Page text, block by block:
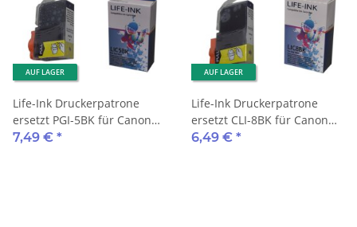
AUF LAGER
Life-Ink Druckerpatrone
ersetzt PGI-5BK für Canon
Drucker black
7,49 € *
AUF LAGER
Life-Ink Druckerpatrone
ersetzt CLI-8BK für Canon
Drucker black
6,49 € *